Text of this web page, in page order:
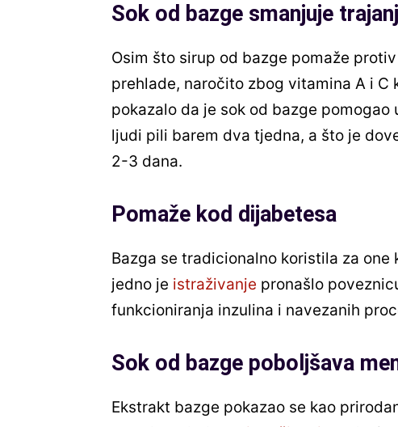
Sok od bazge smanjuje
Osim što sirup od bazge pomaže
prehlade, naročito zbog vitamina A i C
pokazalo da je sok od bazge
ljudi pili barem dva tjedna, a što je
2-3 dana.
Pomaže kod dijabetesa
Bazga se tradicionalno koristila za
jedno je istraživanje pronašlo
funkcioniranja inzulina i navezanih
Sok od bazge poboljšava
Ekstrakt bazge pokazao se kao